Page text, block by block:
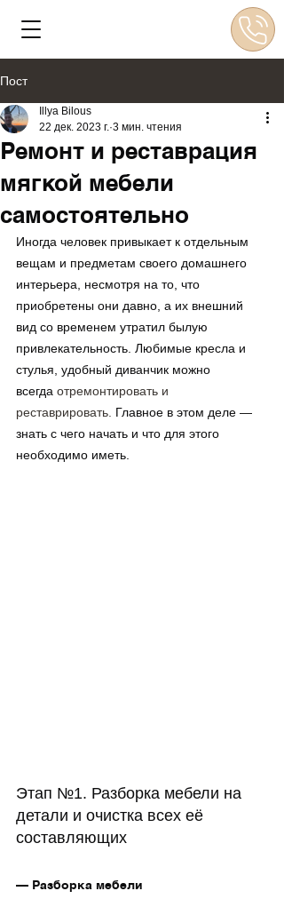
Пост
Ремонт и реставрация
мягкой мебели
самостоятельно
Illya Bilous
22 дек. 2023 г. 3 мин. чтения
Иногда человек привыкает к отдельным
вещам и предметам своего домашнего
интерьера, несмотря на то, что
приобретены они давно, а их внешний
вид со временем утратил былую
привлекательность. Любимые кресла и
стулья, удобный диванчик можно
всегда отремонтировать и
реставрировать Главное в этом деле —
знать с чего начать и что для этого
необходимо иметь.
Этап №1. Разборка мебели на
детали и очистка всех её
составляющих
— Разборка мебели